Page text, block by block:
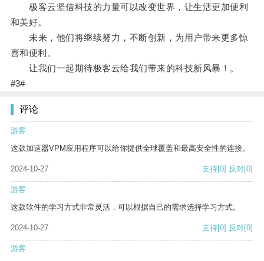
极客云坚信科技的力量可以改变世界，让生活更加便利
和美好。
未来，他们将继续努力，不断创新，为用户带来更多惊
喜和便利。
让我们一起期待极客云给我们带来的科技新风暴！。
#3#
评论
游客
这款加速器VPM应用程序可以给你提供全球覆盖和最高安全性的连接。
2024-10-27 支持[0] 反对[0]
游客
这款软件的学习方式非常灵活，可以根据自己的需求选择学习方式。
2024-10-27 支持[0] 反对[0]
游客